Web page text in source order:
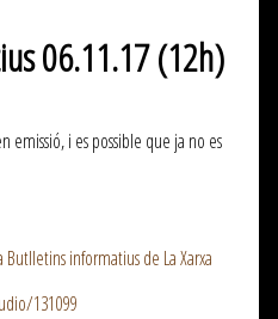
06.11.17 (12h)
emissió, i es possible que ja no es
informatius de La Xarxa
131099